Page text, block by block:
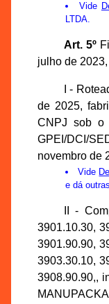
Vide
LTDA.
Art. 5º
julho de
I -
de 2025,
CNPJ sob o
GPEI/DCI/
novembro de
Vide
e dá
II -
3901.10.30,
3901.90.90,
3903.30.10,
3908.90.90,,